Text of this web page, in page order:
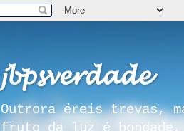
𝓳𝓫𝓹𝓼𝓿𝓮𝓻𝓭𝓪𝓭𝓮
Outrora éreis trevas,